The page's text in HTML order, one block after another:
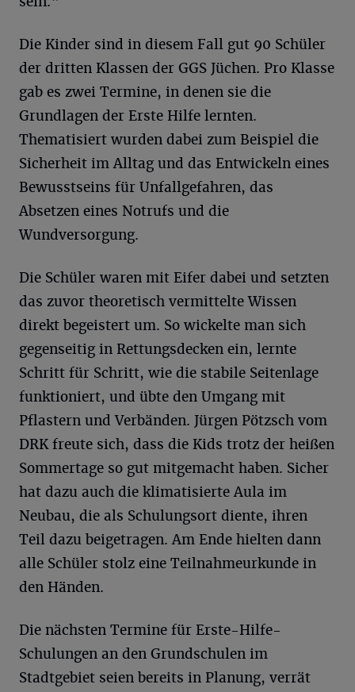
Die Kinder sind in diesem Fall gut 90 Schüler
der dritten Klassen der GGS Jüchen. Pro Klasse
gab es zwei Termine, in denen sie die
Grundlagen der Erste Hilfe lernten.
Thematisiert wurden dabei zum Beispiel die
Sicherheit im Alltag und das Entwickeln eines
Bewusstseins für Unfallgefahren, das
Absetzen eines Notrufs und die
Wundversorgung.
Die Schüler waren mit Eifer dabei und setzten
das zuvor theoretisch vermittelte Wissen
direkt begeistert um. So wickelte man sich
gegenseitig in Rettungsdecken ein, lernte
Schritt für Schritt, wie die stabile Seitenlage
funktioniert, und übte den Umgang mit
Pflastern und Verbänden. Jürgen Pötzsch vom
DRK freute sich, dass die Kids trotz der heißen
Sommertage so gut mitgemacht haben. Sicher
hat dazu auch die klimatisierte Aula im
Neubau, die als Schulungsort diente, ihren
Teil dazu beigetragen. Am Ende hielten dann
alle Schüler stolz eine Teilnahmeurkunde in
den Händen.
Die nächsten Termine für Erste-Hilfe-
Schulungen an den Grundschulen im
Stadtgebiet seien bereits in Planung, verrät